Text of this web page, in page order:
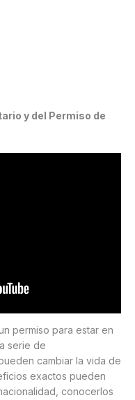
y del Permiso de
permiso para estar en
serie de
cambiar la vida de
exactos pueden
conocerlos